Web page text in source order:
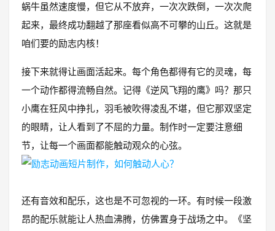
蜗牛虽然速度慢，但它从不放弃，一次次跌倒，一次次爬
起来，最终成功翻越了那座看似高不可攀的山丘。这就是
咱们要的励志内核！
接下来就得让画面活起来。每个角色都得有它的灵魂，每
一个动作都得流畅自然。记得《逆风飞翔的鹰》吗？那只
小鹰在狂风中挣扎，羽毛被吹得凌乱不堪，但它那双坚定
的眼睛，让人看到了不屈的力量。制作时一定要注意细
节，让每一个画面都能触动观众的心弦。
还有音效和配乐，这也是不可忽视的一环。有时候一段激
昂的配乐就能让人热血沸腾，仿佛置身于战场之中。《坚